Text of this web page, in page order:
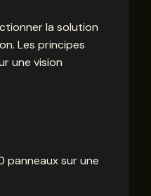
la solution
Les principes
une vision
panneaux sur une